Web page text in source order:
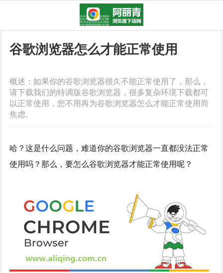
谷歌浏览器怎么才能正常使用
概述：如果你的谷歌浏览器很久不能正常使用了，那么，
请下载我们的特调版谷歌浏览器，很多复杂环境下载都可
以正常使用，您不用再为谷歌浏览器怎么才能正常使用而
焦虑。
哈？这是什么问题，难道你的谷歌浏览器一直都没法正常
使用吗？那么，要怎么谷歌浏览器才能正常使用呢？